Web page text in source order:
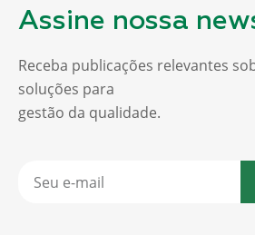
Assine nossa
Receba publicações relevantes
soluções para
gestão da qualidade.